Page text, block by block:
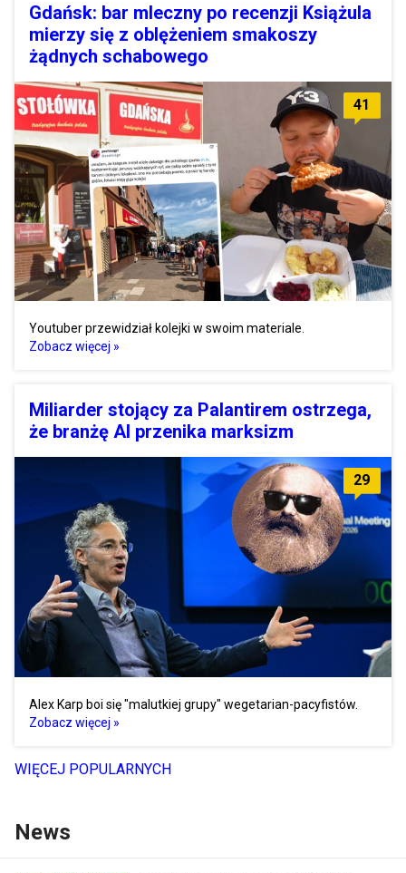
Gdańsk: bar mleczny po recenzji Książula
mierzy się z oblężeniem smakoszy
żądnych schabowego
41
Youtuber przewidział kolejki w swoim materiale.
Zobacz więcej »
Miliarder stojący za Palantirem ostrzega,
że branżę AI przenika marksizm
29
Alex Karp boi się "malutkiej grupy" wegetarian-pacyfistów.
Zobacz więcej »
WIĘCEJ POPULARNYCH
News